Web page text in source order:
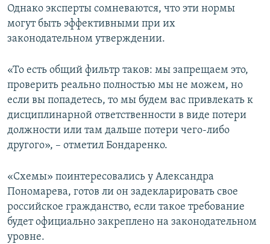
Однако эксперты сомневаются, что эти нормы
могут быть эффективными при их
законодательном утверждении.
«То есть общий фильтр таков: мы запрещаем это,
проверить реально полностью мы не можем, но
если вы попадетесь, то мы будем вас привлекать к
дисциплинарной ответственности в виде потери
должности или там дальше потери чего-либо
другого», – отметил Бондаренко.
«Схемы» поинтересовались у Александра
Пономарева, готов ли он задекларировать свое
российское гражданство, если такое требование
будет официально закреплено на законодательном
уровне.